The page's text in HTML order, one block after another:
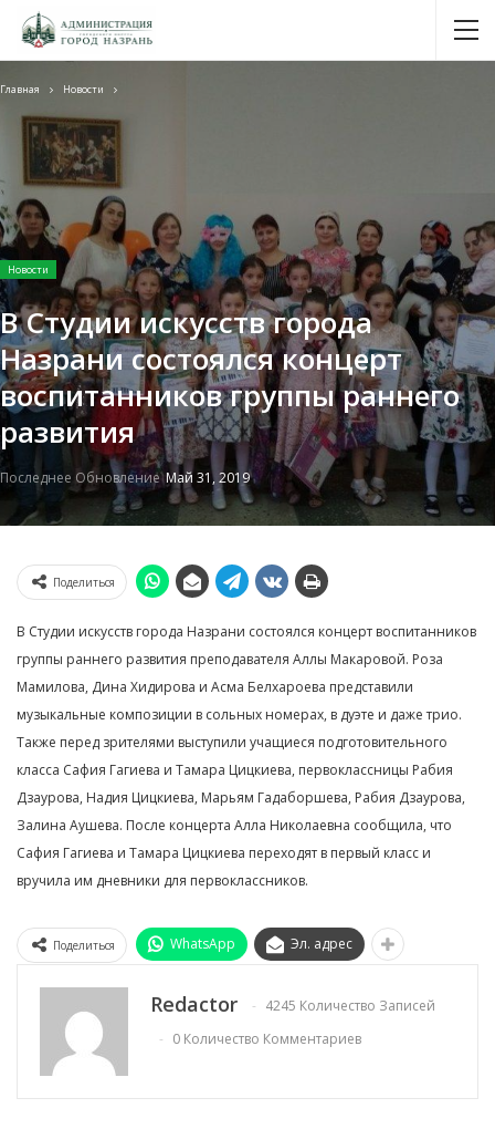
Главная Новости
Новости
В Студии искусств города
Назрани состоялся концерт
воспитанников группы раннего
развития
Последнее ОбновлениеМай 31, 2019
Поделиться
В Студии искусств города Назрани состоялся концерт воспитанников
группы раннего развития преподавателя Аллы Макаровой. Роза
Мамилова, Дина Хидирова и Асма Белхароева представили
музыкальные композиции в сольных номерах, в дуэте и даже трио.
Также перед зрителями выступили учащиеся подготовительного
класса Сафия Гагиева и Тамара Цицкиева, первоклассницы Рабия
Дзаурова, Надия Цицкиева, Марьям Гадаборшева, Рабия Дзаурова,
Залина Аушева. После концерта Алла Николаевна сообщила, что
Сафия Гагиева и Тамара Цицкиева переходят в первый класс и
вручила им дневники для первоклассников.
Поделиться WhatsApp Эл. адрес
Redactor
4245 Количество Записей
0 Количество Комментариев